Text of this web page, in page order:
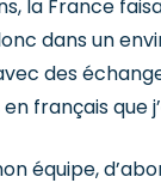
la France
dans un
des
français que
équipe,